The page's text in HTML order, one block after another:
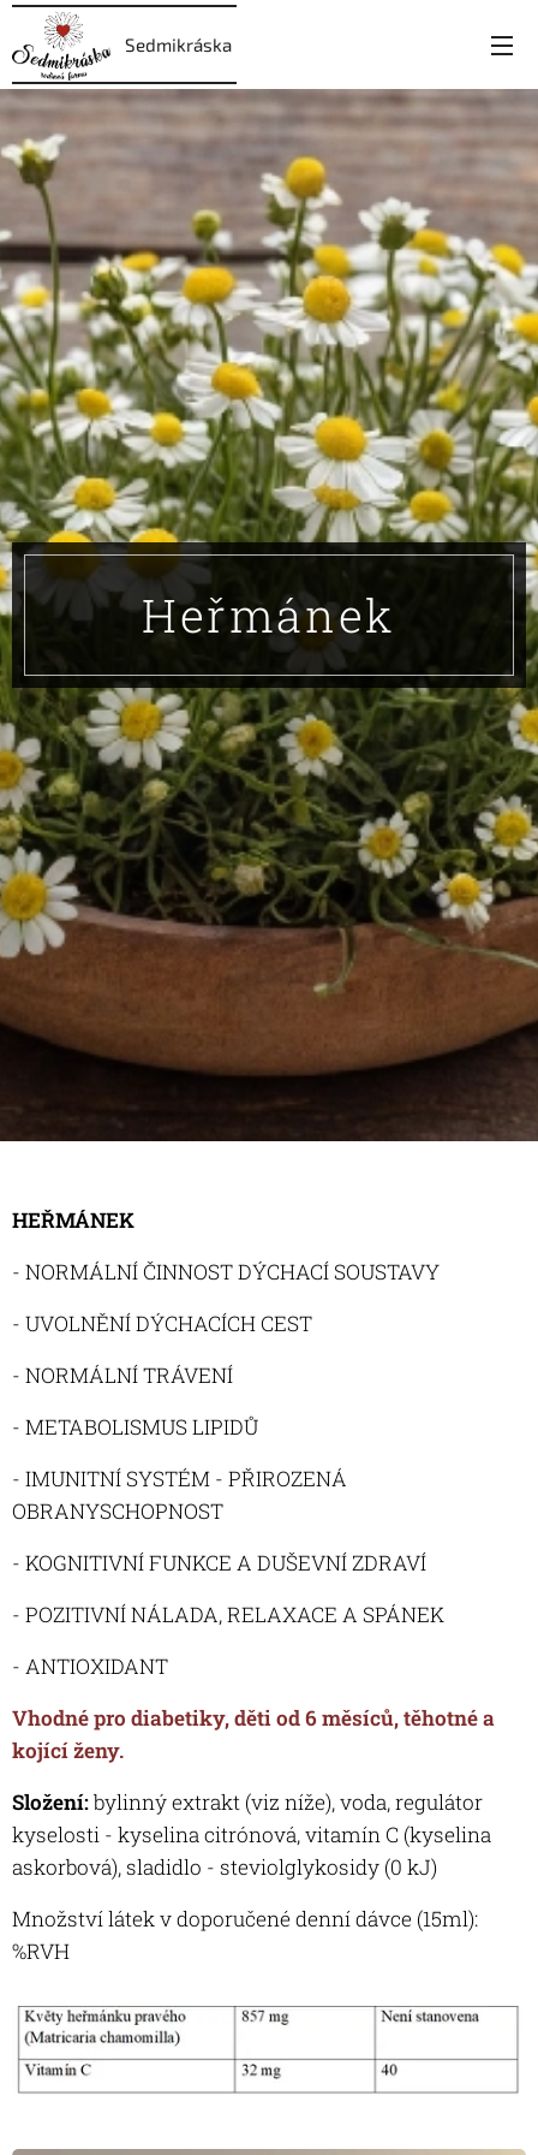
Sedmikráska
Heřmánek
HEŘMÁNEK
- NORMÁLNÍ ČINNOST DÝCHACÍ SOUSTAVY
- UVOLNĚNÍ DÝCHACÍCH CEST
- NORMÁLNÍ TRÁVENÍ
- METABOLISMUS LIPIDŮ
- IMUNITNÍ SYSTÉM - PŘIROZENÁ
OBRANYSCHOPNOST
- KOGNITIVNÍ FUNKCE A DUŠEVNÍ ZDRAVÍ
- POZITIVNÍ NÁLADA, RELAXACE A SPÁNEK
- ANTIOXIDANT
Vhodné pro diabetiky, děti od 6 měsíců, těhotné a
kojící ženy.
Složení:bylinný extrakt (viz níže), voda, regulátor
kyselosti - kyselina citrónová, vitamín C (kyselina
askorbová), sladidlo - steviolglykosidy (0 kJ)
Množství látek v doporučené denní dávce (15ml):
%RVH